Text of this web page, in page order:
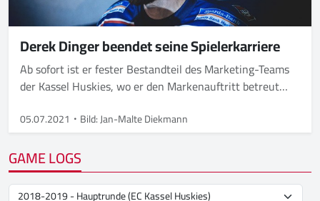
Derek Dinger beendet seine Spielerkarriere
Ab sofort ist er fester Bestandteil des Marketing-Teams
der Kassel Huskies, wo er den Markenauftritt betreut
Antwort steht.
05.07.2021 Bild: Jan-Malte Diekmann
GAME LOGS